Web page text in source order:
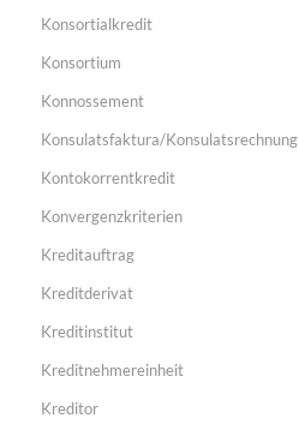
Konsortialkredit
Konsortium
Konnossement
Konsulatsfaktura/Konsulatsrechnung
Kontokorrentkredit
Konvergenzkriterien
Kreditauftrag
Kreditderivat
Kreditinstitut
Kreditnehmereinheit
Kreditor